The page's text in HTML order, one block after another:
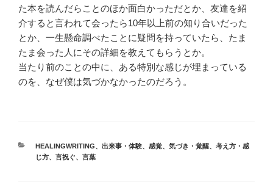
た本を読んだらことのほか面白かっただとか、友達を紹
介すると言われて会ったら10年以上前の知り合いだった
とか、一生懸命調べたことに疑問を持っていたら、たま
たま会った人にその詳細を教えてもらうとか。
当たり前のことの中に、ある特別な感じが埋まっている
のを、なぜ僕は気づかなかったのだろう。
カ
テ
HEALINGWRITING、 出来事・体験、 感覚、 気づき・覚醒、 考え方・感
じ方、 言祝ぐ、 言葉